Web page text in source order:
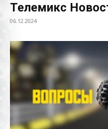
Телемикс
06.12.2024